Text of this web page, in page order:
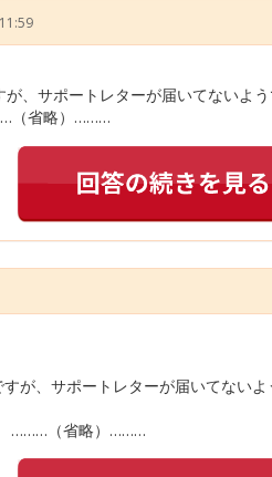
、サポートレターが届いてないよう
（省略）………
が、サポートレターが届いてないよ
………（省略）………